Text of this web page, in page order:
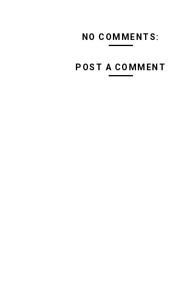
NO COMMENTS:
POST A COMMENT